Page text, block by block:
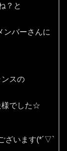
？と
ンバーさんに
スの
様でした☆
ざいます(*´▽`